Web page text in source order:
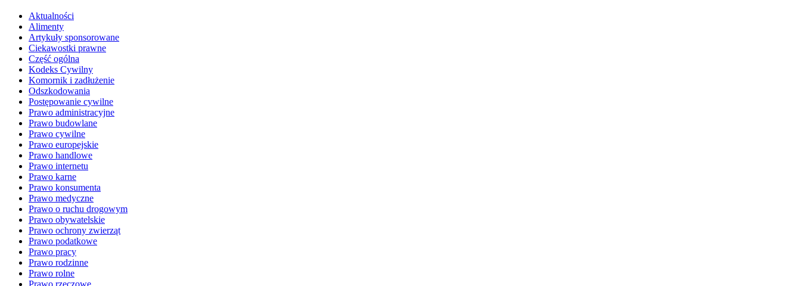
Aktualności
Alimenty
Artykuły sponsorowane
Ciekawostki prawne
Część ogólna
Kodeks Cywilny
Komornik i zadłużenie
Odszkodowania
Postępowanie cywilne
Prawo administracyjne
Prawo budowlane
Prawo cywilne
Prawo europejskie
Prawo handlowe
Prawo internetu
Prawo karne
Prawo konsumenta
Prawo medyczne
Prawo o ruchu drogowym
Prawo obywatelskie
Prawo ochrony zwierząt
Prawo podatkowe
Prawo pracy
Prawo rodzinne
Prawo rolne